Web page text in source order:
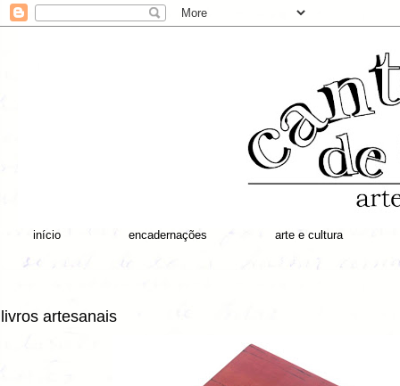
início encadernações arte e cultura
livros artesanais